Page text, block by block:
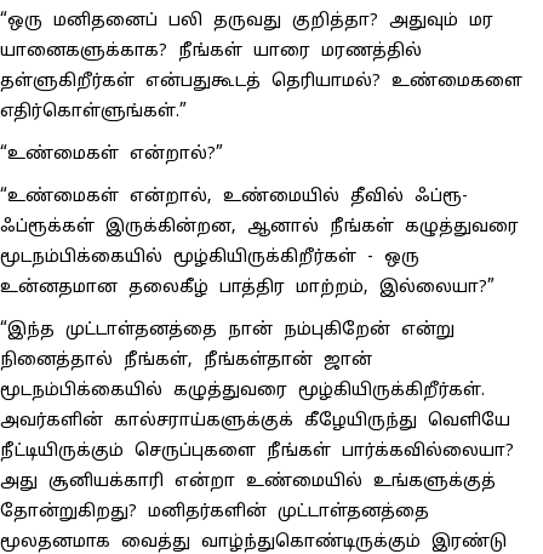
“ஒரு மனிதனைப் பலி தருவது குறித்தா? அதுவும் மர
யானைகளுக்காக? நீங்கள் யாரை மரணத்தில்
தள்ளுகிறீர்கள் என்பதுகூடத் தெரியாமல்? உண்மைகளை
எதிர்கொள்ளுங்கள்.”
“உண்மைகள் என்றால்?”
“உண்மைகள் என்றால், உண்மையில் தீவில் ஃப்ரூ-
ஃப்ரூக்கள் இருக்கின்றன, ஆனால் நீங்கள் கழுத்துவரை
மூடநம்பிக்கையில் மூழ்கியிருக்கிறீர்கள் - ஒரு
உன்னதமான தலைகீழ் பாத்திர மாற்றம், இல்லையா?”
“இந்த முட்டாள்தனத்தை நான் நம்புகிறேன் என்று
நினைத்தால் நீங்கள், நீங்கள்தான் ஜான்
மூடநம்பிக்கையில் கழுத்துவரை மூழ்கியிருக்கிறீர்கள்.
அவர்களின் கால்சராய்களுக்குக் கீழேயிருந்து வெளியே
நீட்டியிருக்கும் செருப்புகளை நீங்கள் பார்க்கவில்லையா?
அது சூனியக்காரி என்றா உண்மையில் உங்களுக்குத்
தோன்றுகிறது? மனிதர்களின் முட்டாள்தனத்தை
மூலதனமாக வைத்து வாழ்ந்துகொண்டிருக்கும் இரண்டு